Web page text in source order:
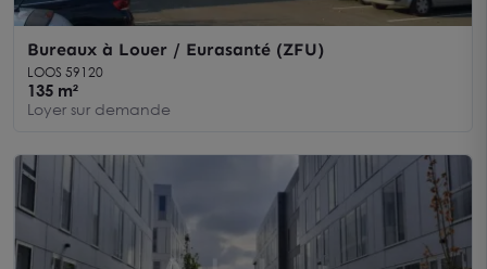
Bureaux à Louer / Eurasanté (ZFU)
LOOS 59120
135 m²
Loyer sur demande